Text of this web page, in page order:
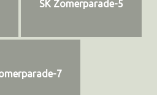
SK Zomerparade-5
7